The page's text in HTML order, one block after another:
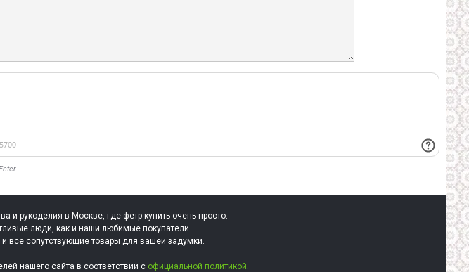
и рукоделия в Москве, где фетр купить очень просто.
люди, как и наши любимые покупатели.
все сопутствующие товары для вашей задумки.
нашего сайта в соответствии с официальной политикой.